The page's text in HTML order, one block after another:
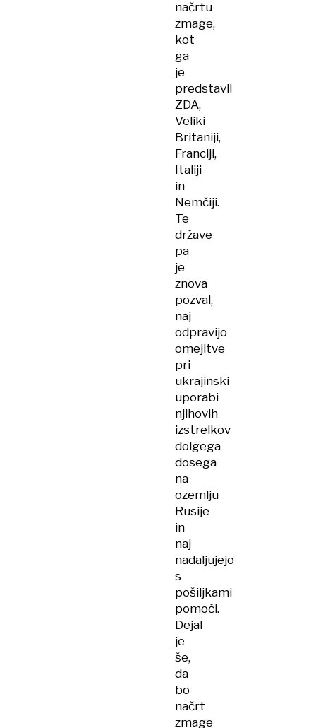
načrtu
zmage,
kot
ga
je
predstavil
ZDA,
Veliki
Britaniji,
Franciji,
Italiji
in
Nemčiji.
Te
države
pa
je
znova
pozval,
naj
odpravijo
omejitve
pri
ukrajinski
uporabi
njihovih
izstrelkov
dolgega
dosega
na
ozemlju
Rusije
in
naj
nadaljujejo
s
pošiljkami
pomoči.
Dejal
je
še,
da
bo
načrt
zmage